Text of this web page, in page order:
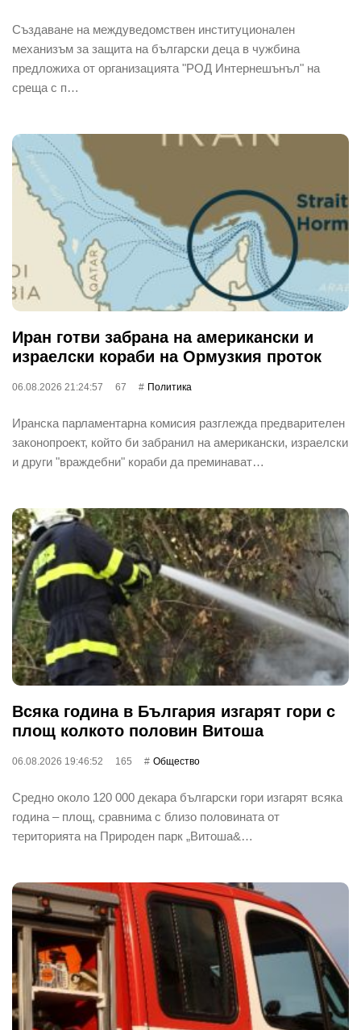
Създаване на междуведомствен институционален
механизъм за защита на български деца в чужбина
предложиха от организацията "РОД Интернешънъл" на
среща с п…
Иран готви забрана на американски и
израелски кораби на Ормузкия проток
06.08.2026 21:24:57 67 Политика
Иранска парламентарна комисия разглежда предварителен
законопроект, който би забранил на американски, израелски
и други "враждебни" кораби да преминават…
Всяка година в България изгарят гори с
площ колкото половин Витоша
06.08.2026 19:46:52 165 Общество
Средно около 120 000 декара български гори изгарят всяка
година – площ, сравнима с близо половината от
територията на Природен парк „Витоша&…